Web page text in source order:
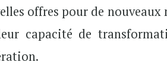
offres pour de
capacité de